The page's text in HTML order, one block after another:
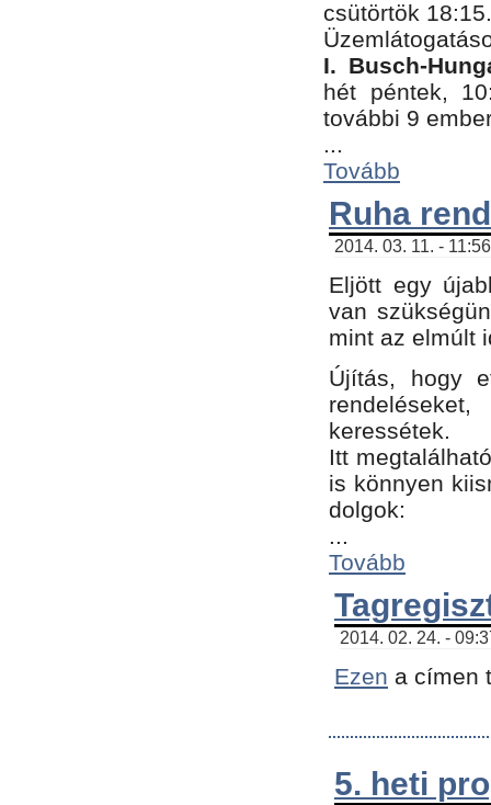
csütörtök 18:15.
I. Busch-
hét péntek,
további 9
...
Tovább
Ruha
2014. 03. 11. -
Eljött egy
van
mint az elmúlt
Újítás, hogy
keressétek.
Itt
is könnyen
dolgok:
...
Tovább
2014. 02. 24. -
Ezen a címen
5. heti